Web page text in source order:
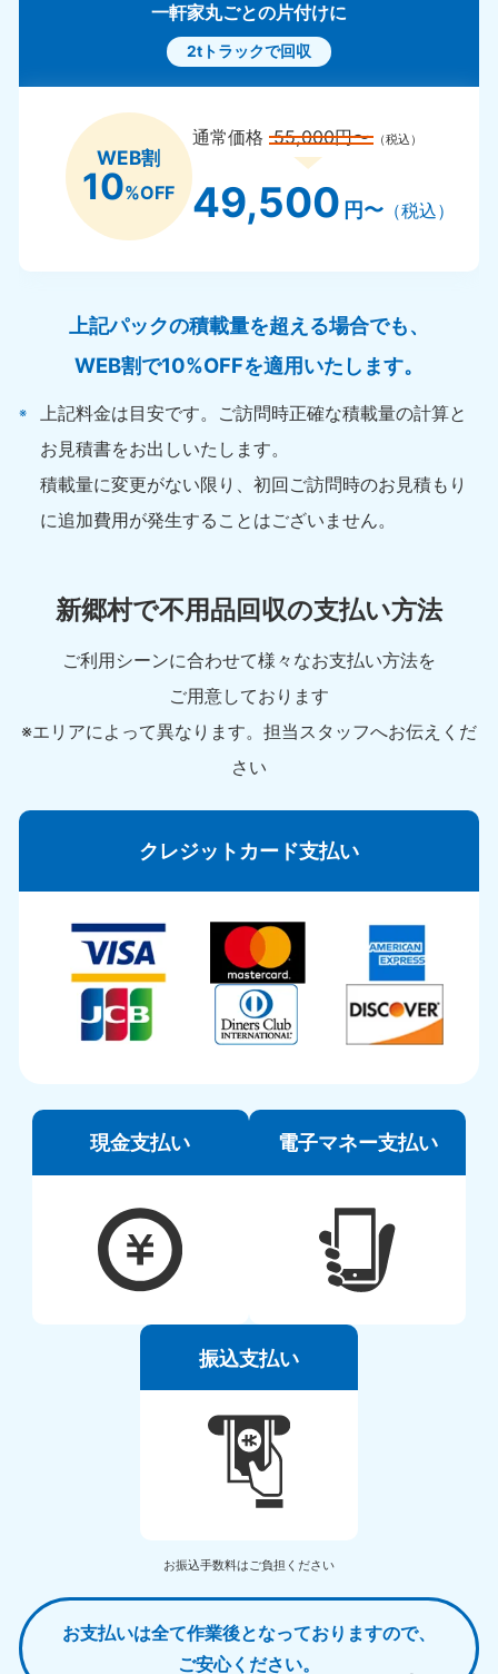
一軒家丸ごとの片付けに
2tトラックで回収
WEB割
10%OFF
通常価格55,000円〜 （税込）
49,500 円〜（税込）
上記パックの積載量を超える場合でも、
WEB割で10%OFFを適用いたします。
上記料金は目安です。ご訪問時正確な積載量の計算と
お見積書をお出しいたします。
積載量に変更がない限り、初回ご訪問時のお見積もり
に追加費用が発生することはございません。
新郷村で不用品回収の支払い方法
ご利用シーンに合わせて様々なお支払い方法を
ご用意しております
※エリアによって異なります。担当スタッフへお伝えくだ
さい
クレジットカード支払い
現金支払い 電子マネー支払い
振込支払い
お振込手数料はご負担ください
お支払いは全て作業後となっておりますので、
ご安心ください。